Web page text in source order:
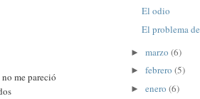
me pareció
El odio
El problema
► marzo (6)
► febrero (5)
► enero (6)